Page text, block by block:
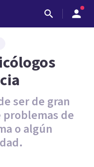
ser de gran
de
o algún